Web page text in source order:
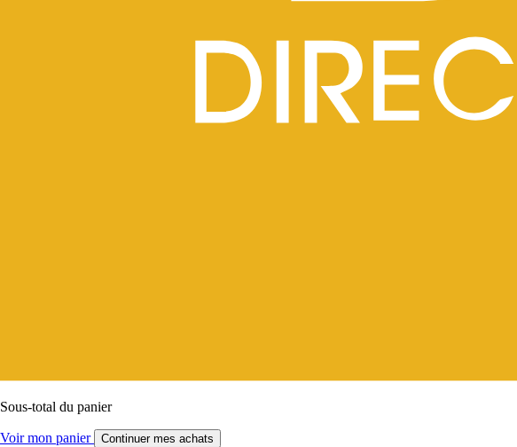
Sous-total du panier
Voir mon panier Continuer mes achats